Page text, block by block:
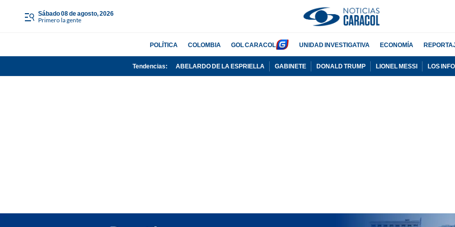
sábado 08 de agosto, 2026
Primero la gente
POLÍTICA COLOMBIA GOL CARACOL UNIDAD INVESTIGATIVA ECONOMÍA
Tendencias: ABELARDO DE LA ESPRIELLA GABINETE DONALD TRUMP LIONEL MESSI LOS